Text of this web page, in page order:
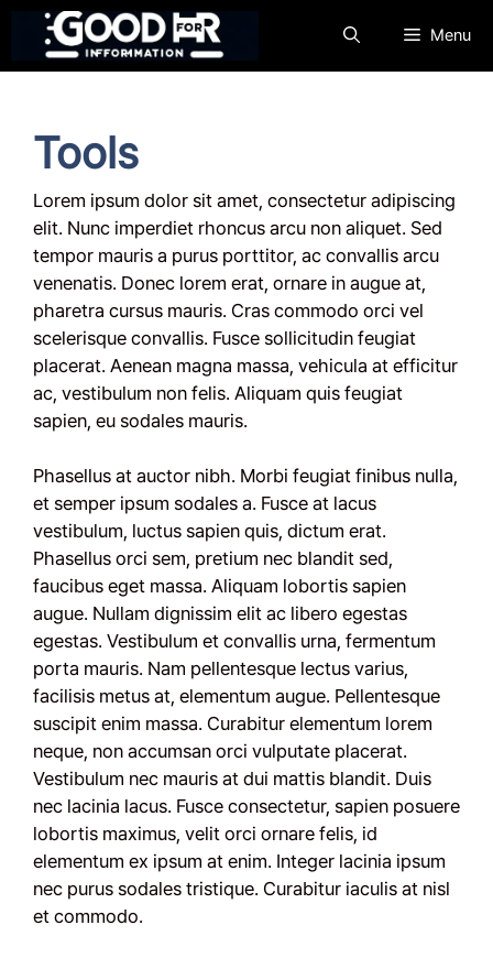
츠
Menu
Tools
Lorem ipsum dolor sit amet, consectetur adipiscing
elit. Nunc imperdiet rhoncus arcu non aliquet. Sed
tempor mauris a purus porttitor, ac convallis arcu
venenatis. Donec lorem erat, ornare in augue at,
pharetra cursus mauris. Cras commodo orci vel
scelerisque convallis. Fusce sollicitudin feugiat
placerat. Aenean magna massa, vehicula at efficitur
ac, vestibulum non felis. Aliquam quis feugiat
sapien, eu sodales mauris.
Phasellus at auctor nibh. Morbi feugiat finibus nulla,
et semper ipsum sodales a. Fusce at lacus
vestibulum, luctus sapien quis, dictum erat.
Phasellus orci sem, pretium nec blandit sed,
faucibus eget massa. Aliquam lobortis sapien
augue. Nullam dignissim elit ac libero egestas
egestas. Vestibulum et convallis urna, fermentum
porta mauris. Nam pellentesque lectus varius,
facilisis metus at, elementum augue. Pellentesque
suscipit enim massa. Curabitur elementum lorem
neque, non accumsan orci vulputate placerat.
Vestibulum nec mauris at dui mattis blandit. Duis
nec lacinia lacus. Fusce consectetur, sapien posuere
lobortis maximus, velit orci ornare felis, id
elementum ex ipsum at enim. Integer lacinia ipsum
nec purus sodales tristique. Curabitur iaculis at nisl
et commodo.